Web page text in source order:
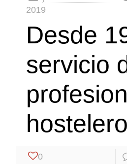
2019
Desde
servicio
0